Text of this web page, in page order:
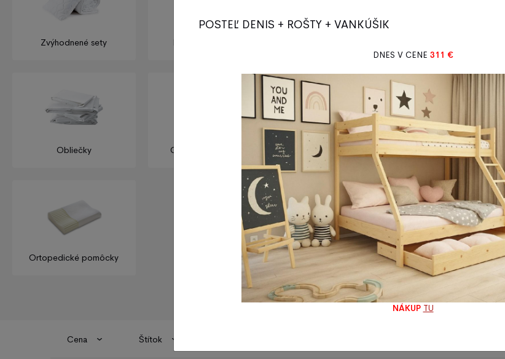
Zvýhodnené sety
Obliečky Obliečky na vankúše Prehozy a deky Ovčie kožušiny
Ortopedické pomôcky
Cena Štítok
POSTEĽ DENIS + ROŠTY + VANKÚŠIK
DNES V CENE 311 €
NÁKUP TU